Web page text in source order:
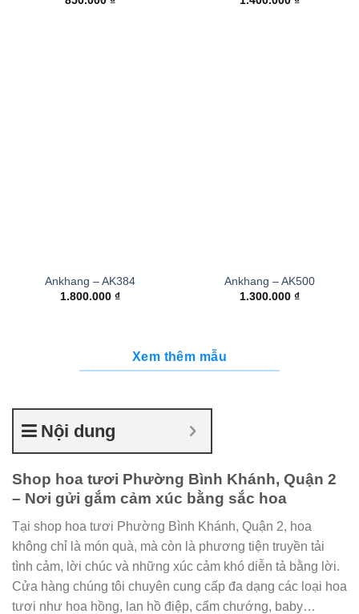
Ankhang – AK384
1.800.000 ₫
Ankhang – AK500
1.300.000 ₫
Xem thêm mẫu
Nội dung
Shop hoa tươi Phường Bình Khánh, Quận 2
– Nơi gửi gắm cảm xúc bằng sắc hoa
Tại shop hoa tươi Phường Bình Khánh, Quận 2, hoa
không chỉ là món quà, mà còn là phương tiện truyền tải
tình cảm, lời chúc và những xúc cảm khó diễn tả bằng lời.
Cửa hàng chúng tôi chuyên cung cấp đa dạng các loại hoa
tươi như hoa hồng, lan hồ điệp, cẩm chướng, baby…